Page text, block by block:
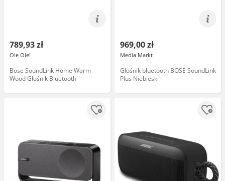
789,93 zł
Ole Ole!
Bose SoundLink Home Warm
Wood Głośnik Bluetooth
969,00 zł
Media Markt
Głośnik bluetooth BOSE SoundLink
Plus Niebieski